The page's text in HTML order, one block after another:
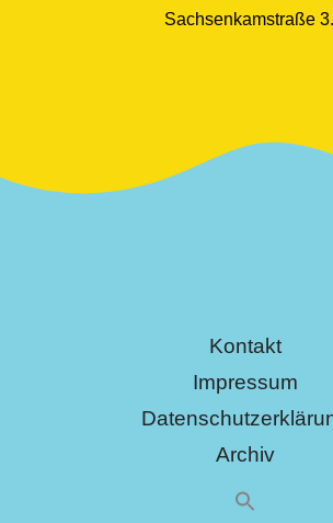
Sachsenkamstraße 3.
Kontakt
Impressum
Archiv